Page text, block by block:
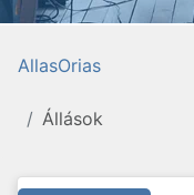
AllasOrias
Állások